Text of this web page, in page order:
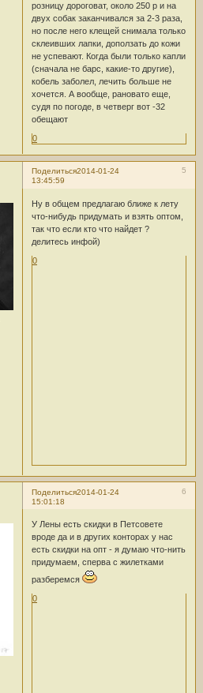
розницу дороговат, около 250 р и на
двух собак заканчивался за 2-3 раза,
но после него клещей снимала только
склеивших лапки, доползать до кожи
не успевают. Когда были только капли
(сначала не барс, какие-то другие),
кобель заболел, лечить больше не
хочется. А вообще, рановато еще,
судя по погоде, в четверг вот -32
обещают
0
Поделиться 5
2014-01-24
13:45:59
Ну в общем предлагаю ближе к лету
что-нибудь придумать и взять оптом,
так что если кто что найдет ?
делитесь инфой)
0
Поделиться 6
2014-01-24
15:01:18
У Лены есть скидки в Петсовете
вроде да и в других конторах у нас
есть скидки на опт - я думаю что-нить
придумаем, сперва с жилетками
разберемся
0